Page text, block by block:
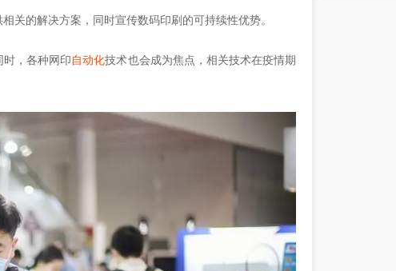
关的解决方案，同时宣传数码印刷的可持续性优势。
，各种网印自动化技术也会成为焦点，相关技术在疫情期